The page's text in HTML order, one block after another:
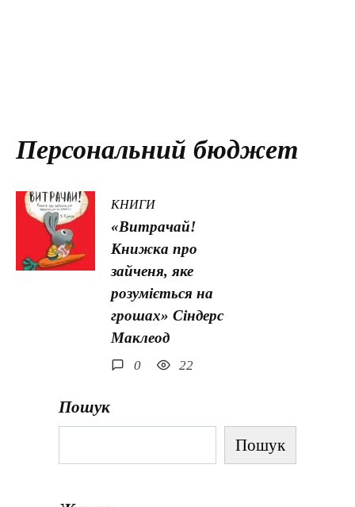
Персональний бюджет
КНИГИ
«Витрачай!
Книжка про
зайченя, яке
розуміється на
грошах» Сіндерс
Маклеод
0 22
Пошук
Пошук